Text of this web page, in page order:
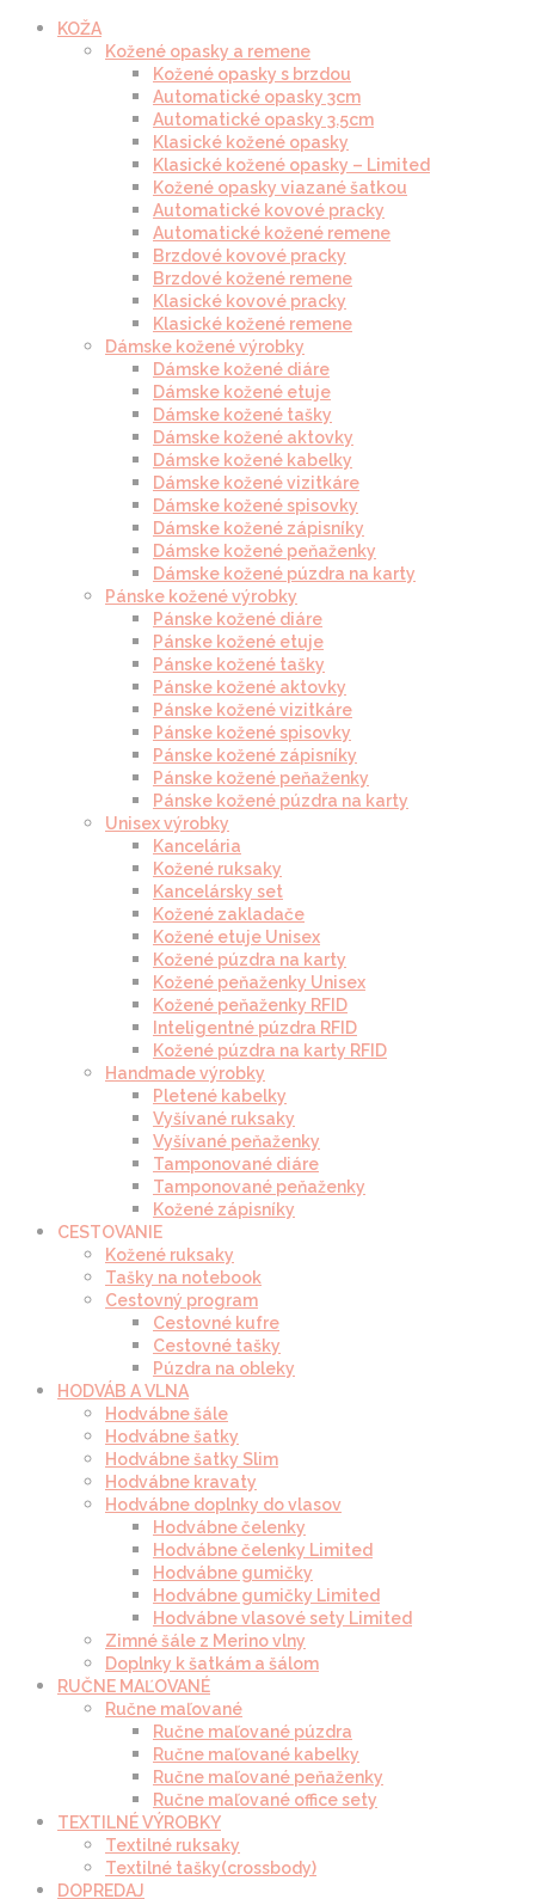
KOŽA
Kožené opasky a remene
Kožené opasky s brzdou
Automatické opasky 3cm
Automatické opasky 3.5cm
Klasické kožené opasky
Klasické kožené opasky – Limited
Kožené opasky viazané šatkou
Automatické kovové pracky
Automatické kožené remene
Brzdové kovové pracky
Brzdové kožené remene
Klasické kovové pracky
Klasické kožené remene
Dámske kožené výrobky
Dámske kožené diáre
Dámske kožené etuje
Dámske kožené tašky
Dámske kožené aktovky
Dámske kožené kabelky
Dámske kožené vizitkáre
Dámske kožené spisovky
Dámske kožené zápisníky
Dámske kožené peňaženky
Dámske kožené púzdra na karty
Pánske kožené výrobky
Pánske kožené diáre
Pánske kožené etuje
Pánske kožené tašky
Pánske kožené aktovky
Pánske kožené vizitkáre
Pánske kožené spisovky
Pánske kožené zápisníky
Pánske kožené peňaženky
Pánske kožené púzdra na karty
Unisex výrobky
Kancelária
Kožené ruksaky
Kancelársky set
Kožené zakladače
Kožené etuje Unisex
Kožené púzdra na karty
Kožené peňaženky Unisex
Kožené peňaženky RFID
Inteligentné púzdra RFID
Kožené púzdra na karty RFID
Handmade výrobky
Pletené kabelky
Vyšívané ruksaky
Vyšívané peňaženky
Tamponované diáre
Tamponované peňaženky
Kožené zápisníky
CESTOVANIE
Kožené ruksaky
Tašky na notebook
Cestovný program
Cestovné kufre
Cestovné tašky
Púzdra na obleky
HODVÁB A VLNA
Hodvábne šále
Hodvábne šatky
Hodvábne šatky Slim
Hodvábne kravaty
Hodvábne doplnky do vlasov
Hodvábne čelenky
Hodvábne čelenky Limited
Hodvábne gumičky
Hodvábne gumičky Limited
Hodvábne vlasové sety Limited
Zimné šále z Merino vlny
Doplnky k šatkám a šálom
RUČNE MAĽOVANÉ
Ručne maľované
Ručne maľované púzdra
Ručne maľované kabelky
Ručne maľované peňaženky
Ručne maľované office sety
TEXTILNÉ VÝROBKY
Textilné ruksaky
Textilné tašky(crossbody)
DOPREDAJ